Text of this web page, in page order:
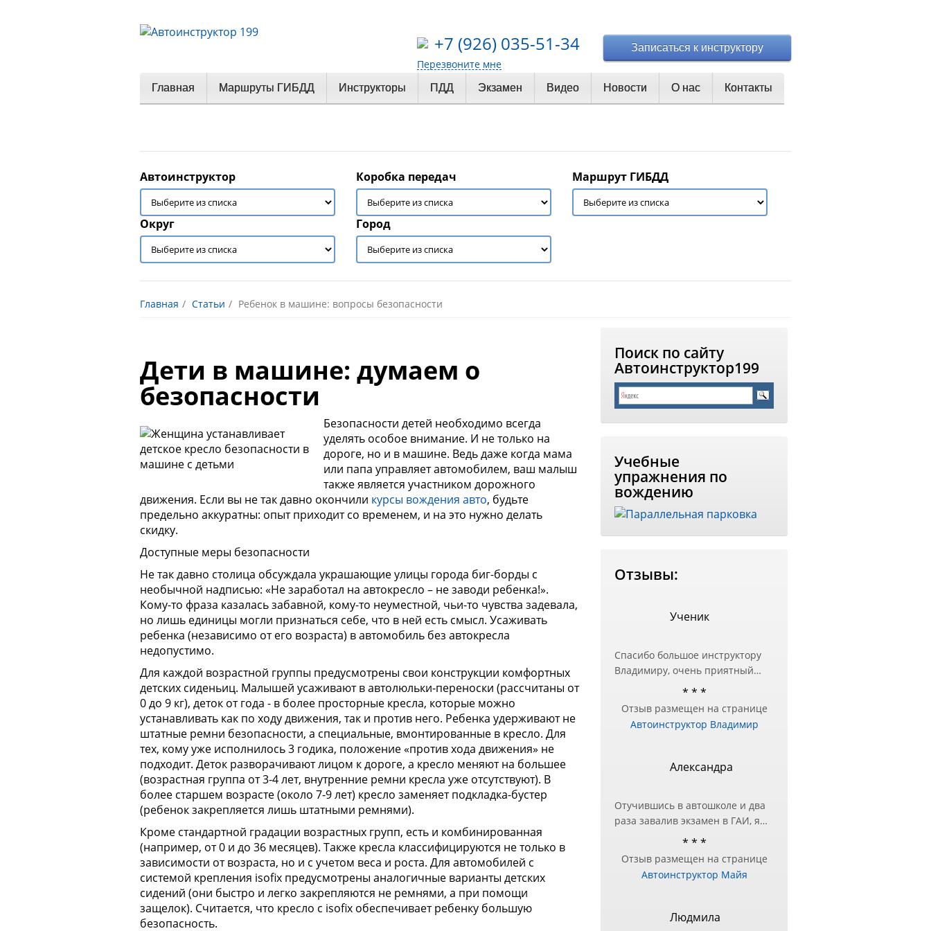
+7 (926) 035-51-34
Перезвоните мне
Записаться к инструктору
Главная Маршруты ГИБДД Инструкторы ПДД Экзамен Видео Новости О нас Контакты
Автоинструктор Коробка передач Маршрут ГИБДД
Округ Город
Главная Статьи Ребенок в машине: вопросы безопасности
Дети в машине: думаем о
безопасности
Безопасности детей необходимо всегда
уделять особое внимание. И не только на
дороге, но и в машине. Ведь даже когда мама
или папа управляет автомобилем, ваш малыш
также является участником дорожного
движения. Если вы не так давно окончили курсы вождения авто, будьте
предельно аккуратны: опыт приходит со временем, и на это нужно делать
скидку.
Доступные меры безопасности
Не так давно столица обсуждала украшающие улицы города биг-борды с
необычной надписью: «Не заработал на автокресло – не заводи ребенка!».
Кому-то фраза казалась забавной, кому-то неуместной, чьи-то чувства задевала,
но лишь единицы могли признаться себе, что в ней есть смысл. Усаживать
ребенка (независимо от его возраста) в автомобиль без автокресла
недопустимо.
Для каждой возрастной группы предусмотрены свои конструкции комфортных
детских сиденьиц. Малышей усаживают в автолюльки-переноски (рассчитаны от
0 до 9 кг), деток от года - в более просторные кресла, которые можно
устанавливать как по ходу движения, так и против него. Ребенка удерживают не
штатные ремни безопасности, а специальные, вмонтированные в кресло. Для
тех, кому уже исполнилось 3 годика, положение «против хода движения» не
подходит. Деток разворачивают лицом к дороге, а кресло меняют на большее
(возрастная группа от 3-4 лет, внутренние ремни кресла уже отсутствуют). В
более старшем возрасте (около 7-9 лет) кресло заменяет подкладка-бустер
(ребенок закрепляется лишь штатными ремнями).
Кроме стандартной градации возрастных групп, есть и комбинированная
(например, от 0 и до 36 месяцев). Также кресла классифицируются не только в
зависимости от возраста, но и с учетом веса и роста. Для автомобилей с
системой крепления isofix предусмотрены аналогичные варианты детских
сидений (они быстро и легко закрепляются не ремнями, а при помощи
защелок). Считается, что кресло с isofix обеспечивает ребенку большую
безопасность.
Поиск по сайту
Автоинструктор199
Учебные
упражнения по
вождению
Отзывы:
Ученик
Спасибо большое инструктору
Владимиру, очень приятный
человек и настоящий
другой автошколе, но перед
экзаменом в ГИБДД
подготовка — за практическими
занятиями и обратилась к
Нашел подход в подаче
информации и разъяснил все
ошибки, с которыми до этого
было трудно справиться!
Премного благодарна
* * *
Отзыв размещен на странице
Автоинструктор Владимир
Александра
Отучившись в автошколе и два
раза завалив экзамен в ГАИ, я
поняла, что нужно другое
Сестра посоветовала Майю в
качестве инструктора, чтобы
маршрут и упражнения.
Уже после первого занятия, я
* * *
Отзыв размещен на странице
Автоинструктор Майя
Людмила